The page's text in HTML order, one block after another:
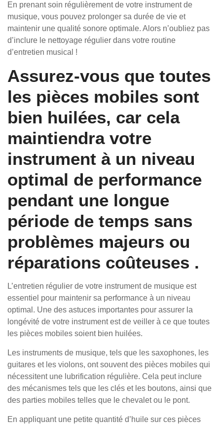
En prenant soin régulièrement de votre instrument de
musique, vous pouvez prolonger sa durée de vie et
maintenir une qualité sonore optimale. Alors n’oubliez pas
d’inclure le nettoyage régulier dans votre routine
d’entretien musical !
Assurez-vous que toutes
les pièces mobiles sont
bien huilées, car cela
maintiendra votre
instrument à un niveau
optimal de performance
pendant une longue
période de temps sans
problèmes majeurs ou
réparations coûteuses .
L’entretien régulier de votre instrument de musique est
essentiel pour maintenir sa performance à un niveau
optimal. Une des astuces importantes pour assurer la
longévité de votre instrument est de veiller à ce que toutes
les pièces mobiles soient bien huilées.
Les instruments de musique, tels que les saxophones, les
guitares et les violons, ont souvent des pièces mobiles qui
nécessitent une lubrification régulière. Cela peut inclure
des mécanismes tels que les clés et les boutons, ainsi que
des parties mobiles telles que le chevalet ou le pont.
En appliquant une petite quantité d’huile sur ces pièces